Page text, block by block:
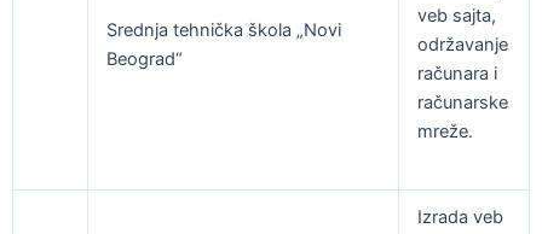
Srednja tehnička škola „Novi
Beograd“
veb sajta,
održavanje
računara i
računarske
mreže.
Izrada veb